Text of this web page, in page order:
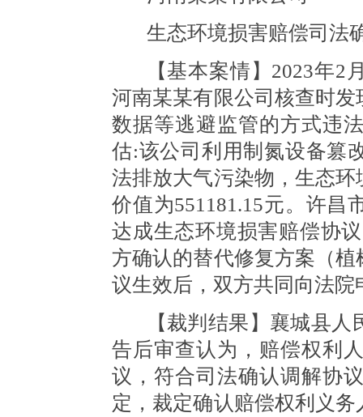
生态环境损害赔偿司法
【基本案情】 2023年2
河南某某有限公司核查时
数据等逃避监管的方式违
估:该公司利用制氮设备篡
法排放大气污染物，生态
价值为551181.15元。许昌
达成生态环境损害赔偿协
方确认的替代修复方案（
议生效后，双方共同向法院
【裁判结果】襄城县
告后审查认为，赔偿权利
议，符合司法确认调解协
定，裁定确认赔偿权利义